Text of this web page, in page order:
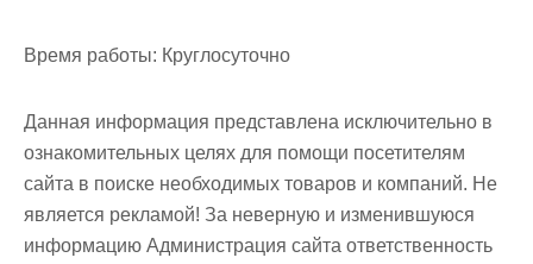
Время работы: Круглосуточно
Данная информация представлена исключительно в
ознакомительных целях для помощи посетителям
сайта в поиске необходимых товаров и компаний. Не
является рекламой! За неверную и изменившуюся
информацию Администрация сайта ответственность